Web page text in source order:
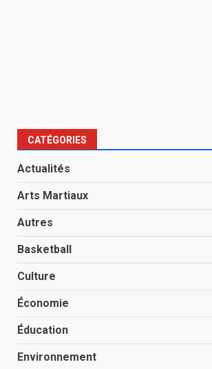
CATÉGORIES
Actualités
Arts Martiaux
Autres
Basketball
Culture
Économie
Éducation
Environnement